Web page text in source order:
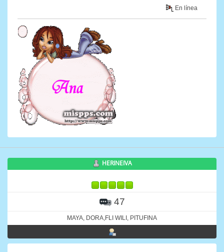
En línea
HERINEIVA
47
MAYA, DORA,FLI WILI, PITUFINA